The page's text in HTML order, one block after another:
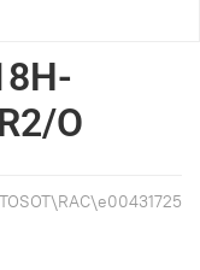
TOSOT\RAC\e00431725
O